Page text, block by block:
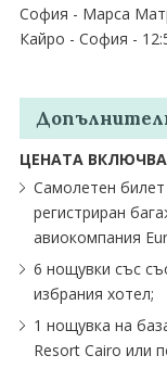
София - Марса
Кайро - София -
ЦЕНАТА
Самолетен
регистриран
авиокомпания
6 нощувки със
избрания хотел;
1 нощувка на
Resort Cairo или